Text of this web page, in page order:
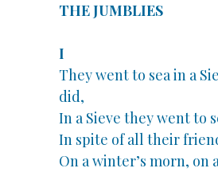
THE JUMBLIES
I
They went to sea in a
did,
In a Sieve they went to
In spite of all their
On a winter’s morn, on